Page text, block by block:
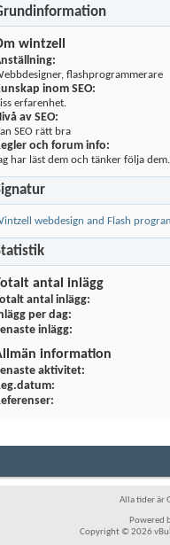
wintzell
flashprogrammerare
inom SEO:
erfarenhet.
av SEO:
SEO rätt bra
och forum info:
har läst dem och tänker följa dem.
webdesign and Flash
antal inlägg
antal inlägg
per dag
inlägg
information
aktivitet
Alla tider är
Powered
Copyright © 2026